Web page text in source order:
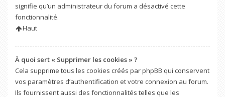
signifie qu’un administrateur du forum a désactivé cette
fonctionnalité.
Haut
À quoi sert « Supprimer les cookies » ?
Cela supprime tous les cookies créés par phpBB qui conservent
vos paramètres d’authentification et votre connexion au forum.
Ils fournissent aussi des fonctionnalités telles que les